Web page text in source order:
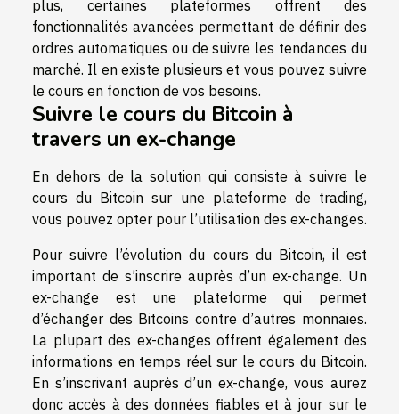
plus, certaines plateformes offrent des
fonctionnalités avancées permettant de définir des
ordres automatiques ou de suivre les tendances du
marché. Il en existe plusieurs et vous pouvez suivre
le cours en fonction de vos besoins.
Suivre le cours du Bitcoin à
travers un ex-change
En dehors de la solution qui consiste à suivre le
cours du Bitcoin sur une plateforme de trading,
vous pouvez opter pour l’utilisation des ex-changes.
Pour suivre l’évolution du cours du Bitcoin, il est
important de s’inscrire auprès d’un ex-change. Un
ex-change est une plateforme qui permet
d’échanger des Bitcoins contre d’autres monnaies.
La plupart des ex-changes offrent également des
informations en temps réel sur le cours du Bitcoin.
En s’inscrivant auprès d’un ex-change, vous aurez
donc accès à des données fiables et à jour sur le